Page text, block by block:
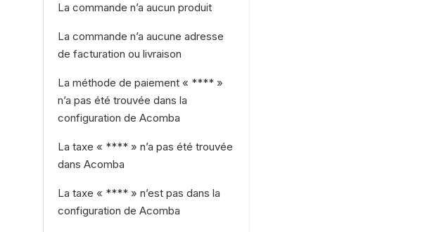
La commande n’a aucun produit
La commande n’a aucune adresse
de facturation ou livraison
La méthode de paiement « **** »
n’a pas été trouvée dans la
configuration de Acomba
La taxe « **** » n’a pas été trouvée
dans Acomba
La taxe « **** » n’est pas dans la
configuration de Acomba